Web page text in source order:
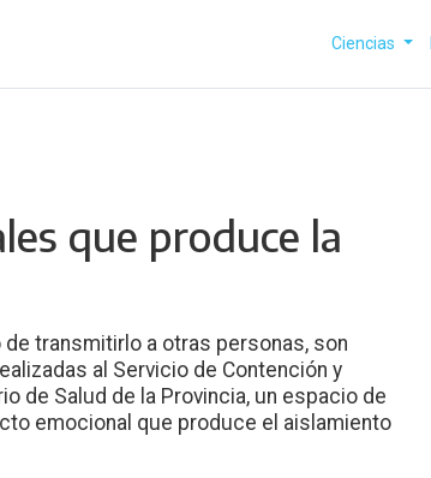
Ciencias
que produce la
de transmitirlo a otras personas, son
al Servicio de Contención y
de Salud de la Provincia, un espacio de
emocional que produce el aislamiento